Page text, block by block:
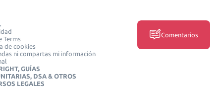
Terms
de cookies
ni compartas mi información
GUÍAS
DSA & OTROS
LEGALES
Comentarios